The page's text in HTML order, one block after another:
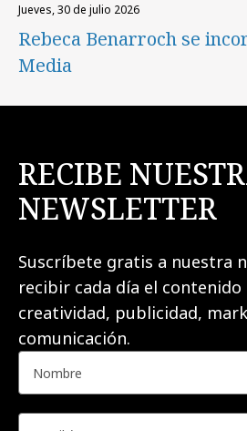
jueves, 30 de julio 2026
Rebeca Benarroch se
Media
RECIBE
NEWSLETTER
Suscríbete gratis a nuestra
recibir cada día el
creatividad, publicidad,
comunicación.